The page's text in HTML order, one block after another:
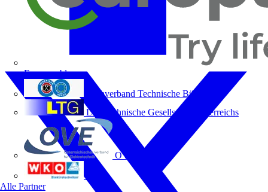
Europacable
Fachverband Technische Büros
Lichttechnische Gesellschaft Österreichs
OVE
WKO
Alle Partner